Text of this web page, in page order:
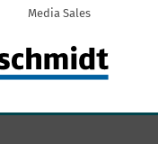
Media Sales